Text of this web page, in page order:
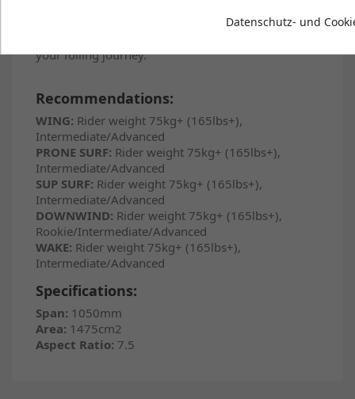
breach, making these foils the perfect platform for
your foiling journey.
Recommendations:
WING: Rider weight 75kg+ (165lbs+),
Intermediate/Advanced
PRONE SURF: Rider weight 75kg+ (165lbs+),
Intermediate/Advanced
SUP SURF: Rider weight 75kg+ (165lbs+),
Intermediate/Advanced
DOWNWIND: Rider weight 75kg+ (165lbs+),
Rookie/Intermediate/Advanced
WAKE: Rider weight 75kg+ (165lbs+),
Intermediate/Advanced
Specifications:
Span: 1050mm
Area: 1475cm2
Aspect Ratio: 7.5
Datenschutz- und